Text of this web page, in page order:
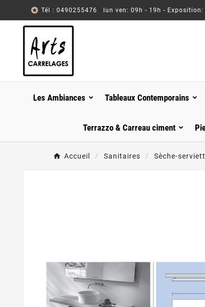
 Tél : 0490255476 - lun ven: 09h - 19h -
Les Ambiances Tableaux Contemporains
Terrazzo & Carreau ciment
Accueil Sanitaires Sèche-